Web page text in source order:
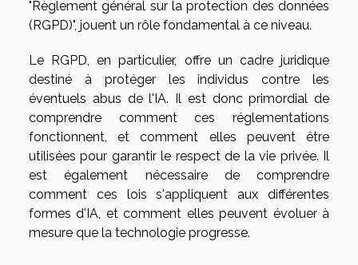
"Règlement général sur la protection des données
(RGPD)", jouent un rôle fondamental à ce niveau.
Le RGPD, en particulier, offre un cadre juridique
destiné à protéger les individus contre les
éventuels abus de l'IA. Il est donc primordial de
comprendre comment ces réglementations
fonctionnent, et comment elles peuvent être
utilisées pour garantir le respect de la vie privée. Il
est également nécessaire de comprendre
comment ces lois s'appliquent aux différentes
formes d'IA, et comment elles peuvent évoluer à
mesure que la technologie progresse.